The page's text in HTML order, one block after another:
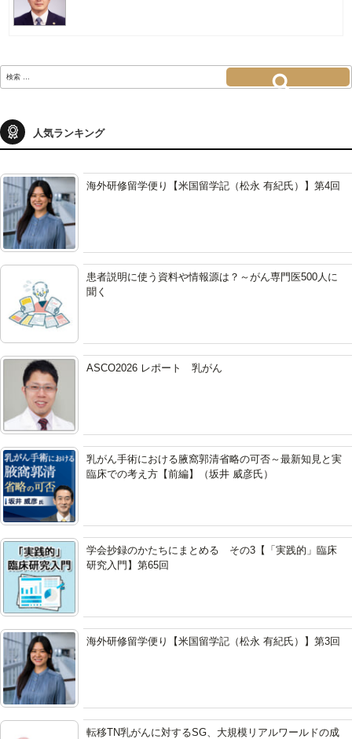
索:
人気ランキング
海外研修留学便り【米国留学記（松永 有紀氏）】第4回
患者説明に使う資料や情報源は？～がん専門医500人に
聞く
ASCO2026 レポート 乳がん
乳がん手術における腋窩郭清省略の可否～最新知見と実
臨床での考え方【前編】（坂井 威彦氏）
学会抄録のかたちにまとめる その3【「実践的」臨床
研究入門】第65回
海外研修留学便り【米国留学記（松永 有紀氏）】第3回
転移TN乳がんに対するSG、大規模リアルワールドの成